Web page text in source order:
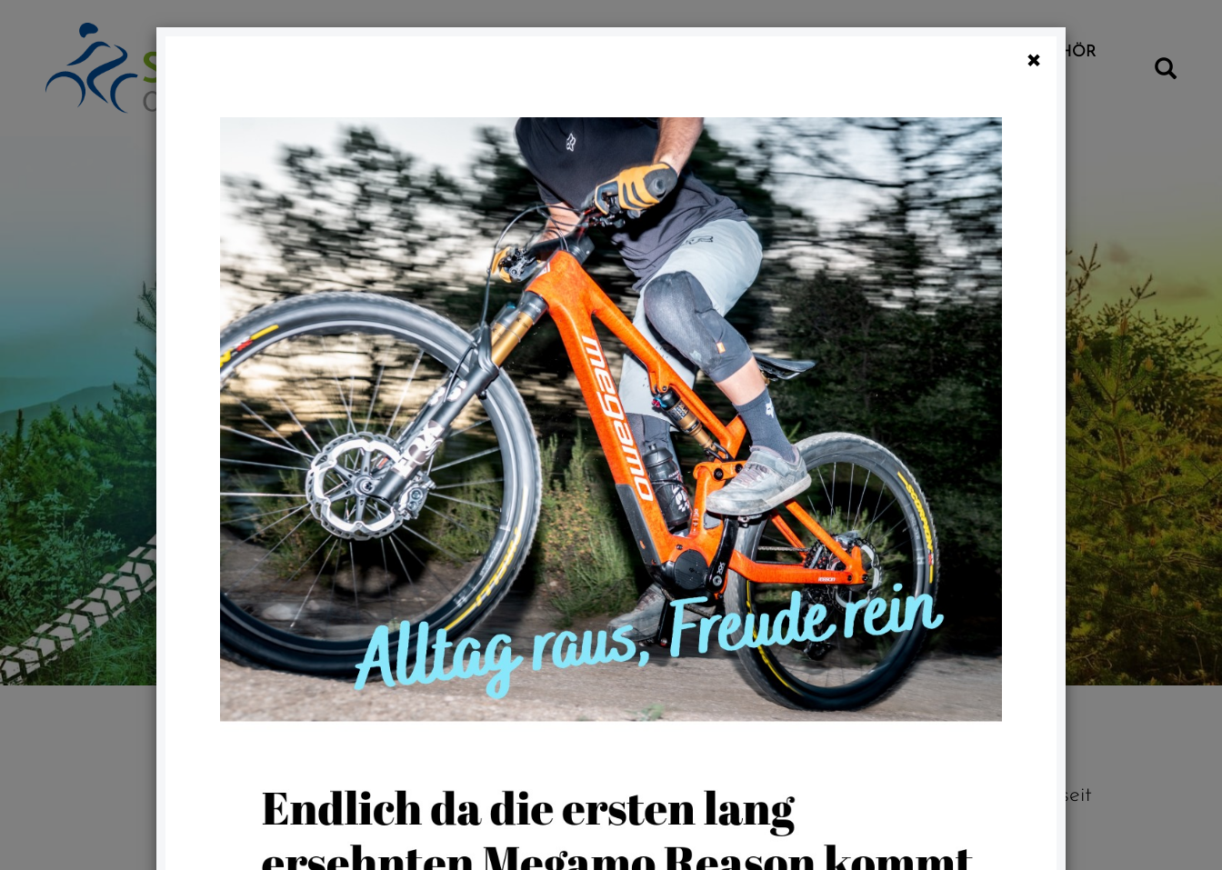
×
ZUBEHÖR
Schmidt
Als Unternehmer in der 4. Generation führen meine Frau und ich seit
1989 das Unternehmen, welches von Adolf Schmidt im Jahre 1885
als Schmiedehandwerksbetrieb gegründet wurde.